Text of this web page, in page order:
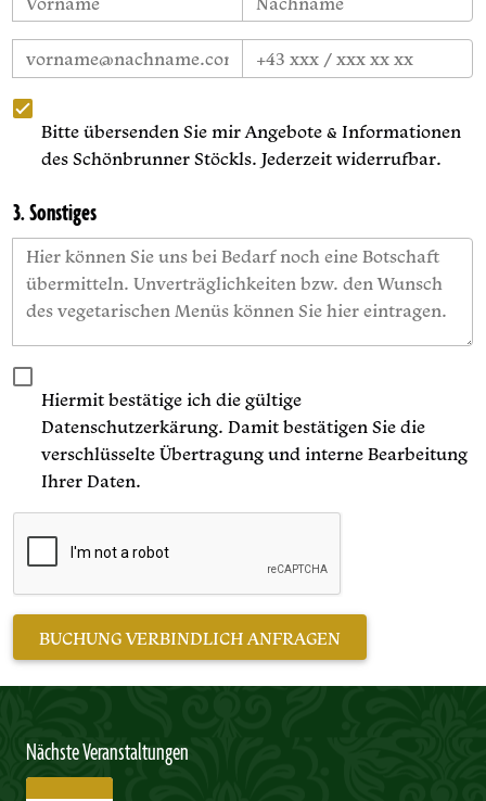
Bitte übersenden Sie mir Angebote & Informationen
des Schönbrunner Stöckls. Jederzeit widerrufbar.
3. Sonstiges
Hiermit bestätige ich die gültige
Datenschutzerkärung. Damit bestätigen Sie die
verschlüsselte Übertragung und interne Bearbeitung
Ihrer Daten.
Nächste Veranstaltungen